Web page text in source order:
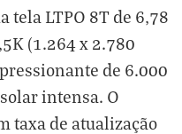
tela LTPO 8T de 6,78
(1.264 x 2.780
de 6.000
intensa. O
taxa de atualização